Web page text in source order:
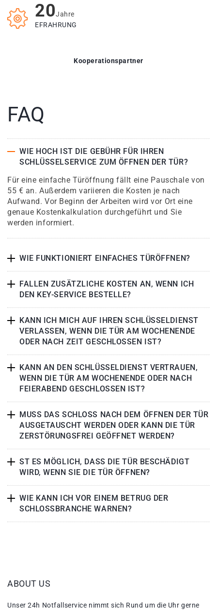
20Jahre
EFRAHRUNG
Kooperationspartner
FAQ
WIE HOCH IST DIE GEBÜHR FÜR IHREN
SCHLÜSSELSERVICE ZUM ÖFFNEN DER TÜR?
Für eine einfache Türöffnung fällt eine Pauschale von
55 € an. Außerdem variieren die Kosten je nach
Aufwand. Vor Beginn der Arbeiten wird vor Ort eine
genaue Kostenkalkulation durchgeführt und Sie
werden informiert.
WIE FUNKTIONIERT EINFACHES TÜRÖFFNEN?
FALLEN ZUSÄTZLICHE KOSTEN AN, WENN ICH
DEN KEY-SERVICE BESTELLE?
KANN ICH MICH AUF IHREN SCHLÜSSELDIENST
VERLASSEN, WENN DIE TÜR AM WOCHENENDE
ODER NACH ZEIT GESCHLOSSEN IST?
KANN AN DEN SCHLÜSSELDIENST VERTRAUEN,
WENN DIE TÜR AM WOCHENENDE ODER NACH
FEIERABEND GESCHLOSSEN IST?
MUSS DAS SCHLOSS NACH DEM ÖFFNEN DER TÜR
AUSGETAUSCHT WERDEN ODER KANN DIE TÜR
ZERSTÖRUNGSFREI GEÖFFNET WERDEN?
ST ES MÖGLICH, DASS DIE TÜR BESCHÄDIGT
WIRD, WENN SIE DIE TÜR ÖFFNEN?
WIE KANN ICH VOR EINEM BETRUG DER
SCHLOSSBRANCHE WARNEN?
ABOUT US
Unser 24h Notfallservice nimmt sich Rund um die Uhr gerne